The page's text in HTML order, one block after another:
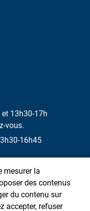
13h30-17h
vous.
16h45
mesurer la
des contenus
du contenu sur
accepter, refuser